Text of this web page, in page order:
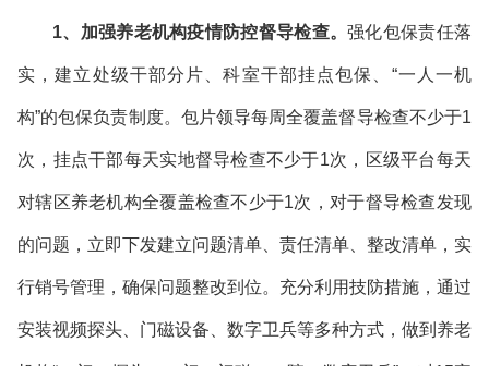
1、加强养老机构疫情防控督导检查。强化包保责任落
实，建立处级干部分片、科室干部挂点包保、“一人一机
构”的包保负责制度。包片领导每周全覆盖督导检查不少于1
次，挂点干部每天实地督导检查不少于1次，区级平台每天
对辖区养老机构全覆盖检查不少于1次，对于督导检查发现
的问题，立即下发建立问题清单、责任清单、整改清单，实
行销号管理，确保问题整改到位。充分利用技防措施，通过
安装视频探头、门磁设备、数字卫兵等多种方式，做到养老